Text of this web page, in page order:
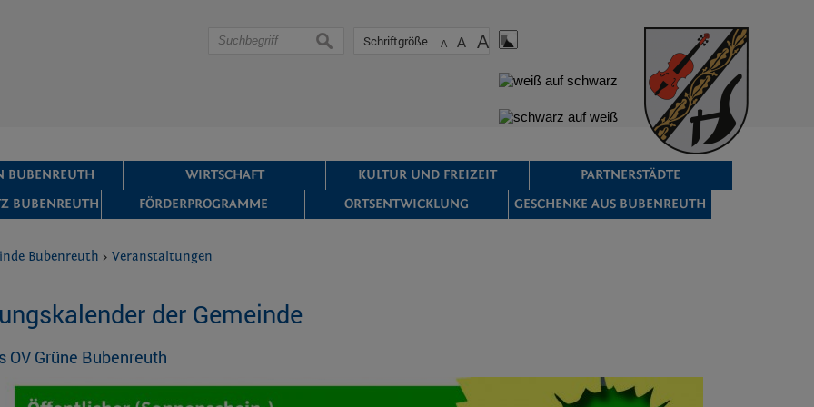
Schriftgröße A A A
suchen
BUBENREUTH WIRTSCHAFT KULTUR UND FREIZEIT
PARTNERSTÄDTE
BUBENREUTH FÖRDERPROGRAMME ORTSENTWICKLUNG GESCHENKE AUS BUBENREUTH
Bubenreuth >Veranstaltungen
der Gemeinde
Grüne Bubenreuth